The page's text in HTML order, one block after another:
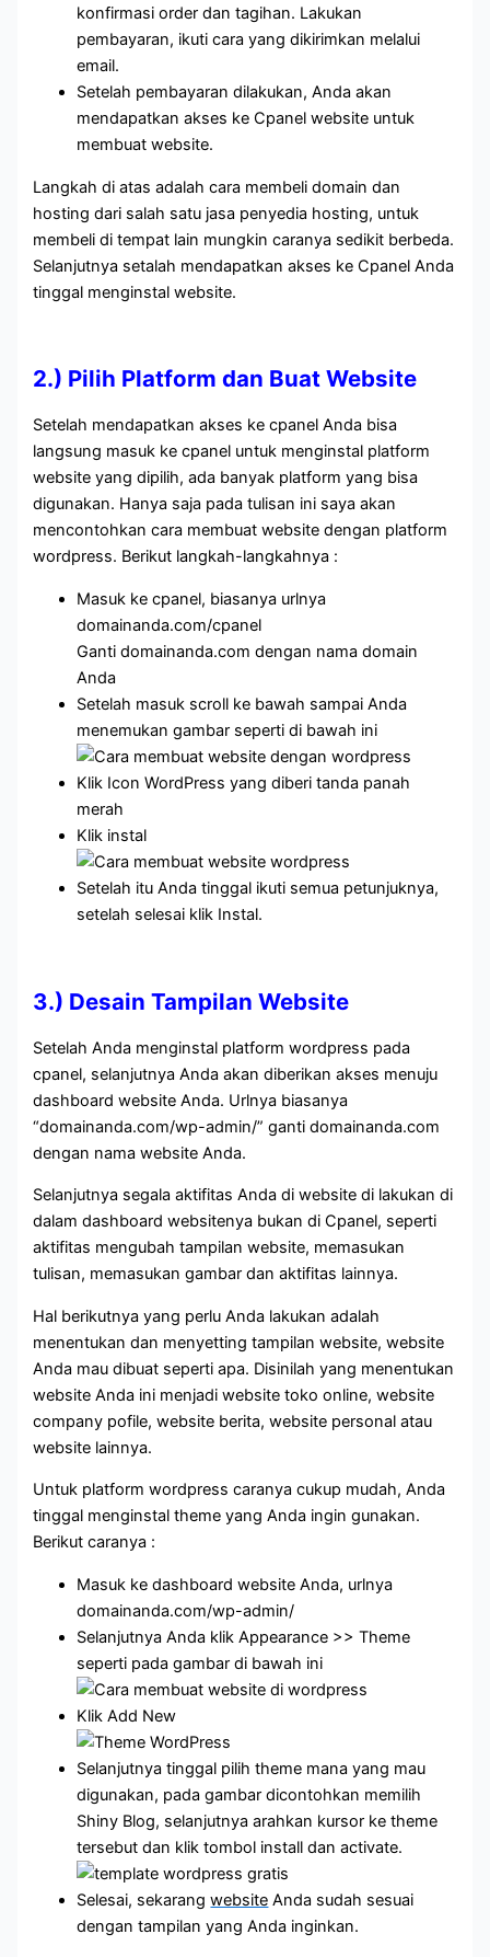
konfirmasi order dan tagihan. Lakukan
pembayaran, ikuti cara yang dikirimkan melalui
email.
Setelah pembayaran dilakukan, Anda akan
mendapatkan akses ke Cpanel website untuk
membuat website.
Langkah di atas adalah cara membeli domain dan
hosting dari salah satu jasa penyedia hosting, untuk
membeli di tempat lain mungkin caranya sedikit berbeda.
Selanjutnya setalah mendapatkan akses ke Cpanel Anda
tinggal menginstal website.
2.) Pilih Platform dan Buat Website
Setelah mendapatkan akses ke cpanel Anda bisa
langsung masuk ke cpanel untuk menginstal platform
website yang dipilih, ada banyak platform yang bisa
digunakan. Hanya saja pada tulisan ini saya akan
mencontohkan cara membuat website dengan platform
wordpress. Berikut langkah-langkahnya :
Masuk ke cpanel, biasanya urlnya
domainanda.com/cpanel
Ganti domainanda.com dengan nama domain
Anda
Setelah masuk scroll ke bawah sampai Anda
menemukan gambar seperti di bawah ini
Klik Icon WordPress yang diberi tanda panah
merah
Klik instal
Setelah itu Anda tinggal ikuti semua petunjuknya,
setelah selesai klik Instal.
3.) Desain Tampilan Website
Setelah Anda menginstal platform wordpress pada
cpanel, selanjutnya Anda akan diberikan akses menuju
dashboard website Anda. Urlnya biasanya
“domainanda.com/wp-admin/” ganti domainanda.com
dengan nama website Anda.
Selanjutnya segala aktifitas Anda di website di lakukan di
dalam dashboard websitenya bukan di Cpanel, seperti
aktifitas mengubah tampilan website, memasukan
tulisan, memasukan gambar dan aktifitas lainnya.
Hal berikutnya yang perlu Anda lakukan adalah
menentukan dan menyetting tampilan website, website
Anda mau dibuat seperti apa. Disinilah yang menentukan
website Anda ini menjadi website toko online, website
company pofile, website berita, website personal atau
website lainnya.
Untuk platform wordpress caranya cukup mudah, Anda
tinggal menginstal theme yang Anda ingin gunakan.
Berikut caranya :
Masuk ke dashboard website Anda, urlnya
domainanda.com/wp-admin/
Selanjutnya Anda klik Appearance >> Theme
seperti pada gambar di bawah ini
Klik Add New
Selanjutnya tinggal pilih theme mana yang mau
digunakan, pada gambar dicontohkan memilih
Shiny Blog, selanjutnya arahkan kursor ke theme
tersebut dan klik tombol install dan activate.
Selesai, sekarangwebsite Anda sudah sesuai
dengan tampilan yang Anda inginkan.